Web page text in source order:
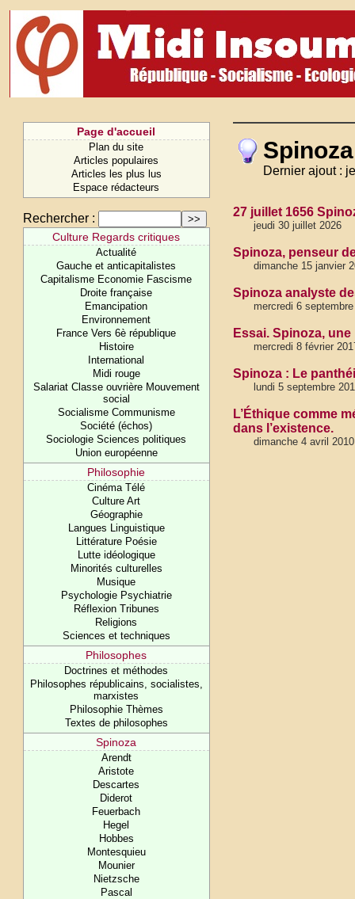
Page d'accueil
Plan du site
Articles populaires
Articles les plus lus
Espace rédacteurs
Rechercher :
Culture Regards critiques
Actualité
Gauche et anticapitalistes
Capitalisme Economie Fascisme
Droite française
Emancipation
Environnement
France Vers 6è république
Histoire
International
Midi rouge
Salariat Classe ouvrière Mouvement
social
Socialisme Communisme
Société (échos)
Sociologie Sciences politiques
Union européenne
Philosophie
Cinéma Télé
Culture Art
Géographie
Langues Linguistique
Littérature Poésie
Lutte idéologique
Minorités culturelles
Musique
Psychologie Psychiatrie
Réflexion Tribunes
Religions
Sciences et techniques
Philosophes
Doctrines et méthodes
Philosophes républicains, socialistes,
marxistes
Philosophie Thèmes
Textes de philosophes
Spinoza
Arendt
Aristote
Descartes
Diderot
Feuerbach
Hegel
Hobbes
Montesquieu
Mounier
Nietzsche
Pascal
Spinoza
Dernier ajout :
27 juillet 1656
jeudi 30 juillet 2026
Spinoza, penseur
dimanche 15 janvier
Spinoza analyste
mercredi 6
Essai. Spinoza,
mercredi 8 février
Spinoza : Le
lundi 5 septembre
L’Éthique comme
dans l’existence.
dimanche 4 avril 2010